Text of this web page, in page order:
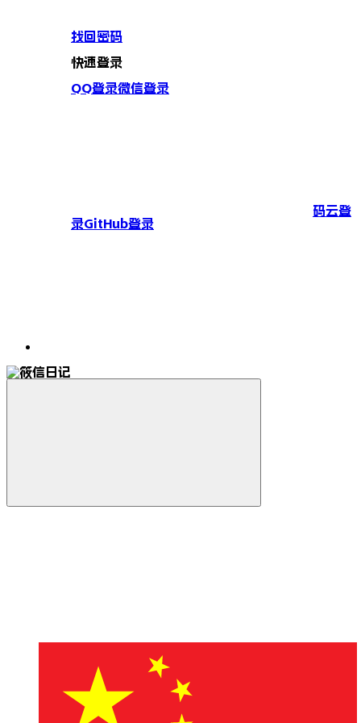
找回密码
快速登录
QQ登录微信登录
码云登
录GitHub登录